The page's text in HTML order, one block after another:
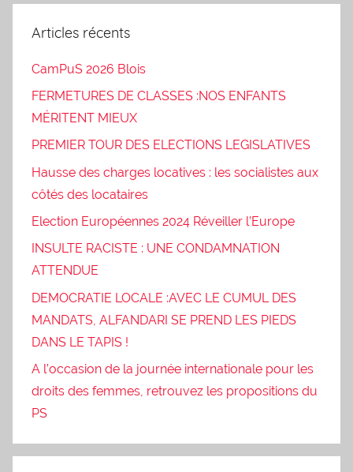
Articles récents
CamPuS 2026 Blois
FERMETURES DE CLASSES :NOS ENFANTS
MÉRITENT MIEUX
PREMIER TOUR DES ELECTIONS LEGISLATIVES
Hausse des charges locatives : les socialistes aux
côtés des locataires
Election Européennes 2024 Réveiller l’Europe
INSULTE RACISTE : UNE CONDAMNATION
ATTENDUE
DEMOCRATIE LOCALE :AVEC LE CUMUL DES
MANDATS, ALFANDARI SE PREND LES PIEDS
DANS LE TAPIS !
A l’occasion de la journée internationale pour les
droits des femmes, retrouvez les propositions du
PS